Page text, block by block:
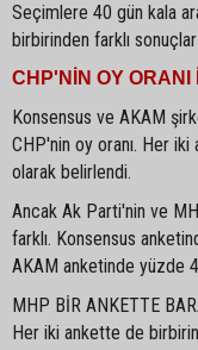
Seçimlere 40 gün kala
birbirinden farklı
CHP'NİN OY ORANI
Konsensus ve AKAM
CHP'nin oy oranı. Her
olarak belirlendi.
Ancak Ak Parti'nin ve
farklı. Konsensus
AKAM anketinde yüzde
MHP BİR ANKETTE
Her iki ankette de